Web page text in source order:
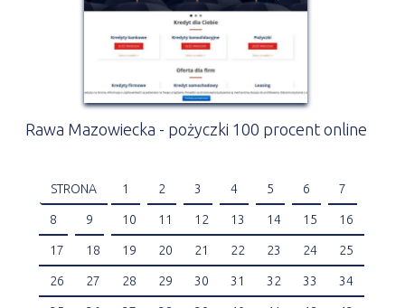
Rawa Mazowiecka - pożyczki 100 procent online
STRONA 1 2 3 4 5 6 7
8 9 10 11 12 13 14 15 16
17 18 19 20 21 22 23 24 25
26 27 28 29 30 31 32 33 34